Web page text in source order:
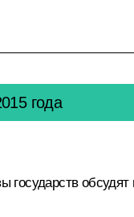
года
государств